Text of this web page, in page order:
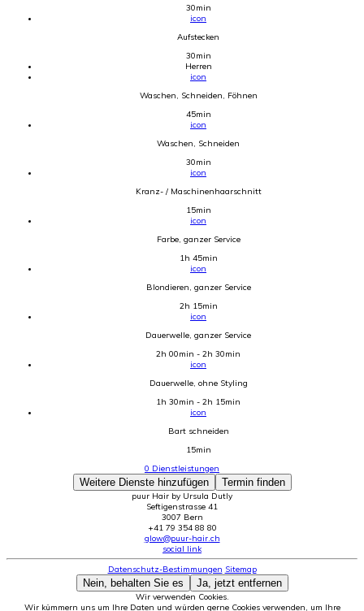
30min
icon
Aufstecken
30min
Herren
icon
Waschen, Schneiden, Föhnen
45min
icon
Waschen, Schneiden
30min
icon
Kranz- / Maschinenhaarschnitt
15min
icon
Farbe, ganzer Service
1h 45min
icon
Blondieren, ganzer Service
2h 15min
icon
Dauerwelle, ganzer Service
2h 00min - 2h 30min
icon
Dauerwelle, ohne Styling
1h 30min - 2h 15min
icon
Bart schneiden
15min
0 Dienstleistungen
Weitere Dienste hinzufügen Termin finden
puur Hair by Ursula Dutly
Seftigenstrasse 41
3007 Bern
+41 79 354 88 80
glow@puur-hair.ch
social link
Datenschutz-Bestimmungen Sitemap
Nein, behalten Sie es Ja, jetzt entfernen
Wir verwenden Cookies.
Wir kümmern uns um Ihre Daten und würden gerne Cookies verwenden, um Ihre